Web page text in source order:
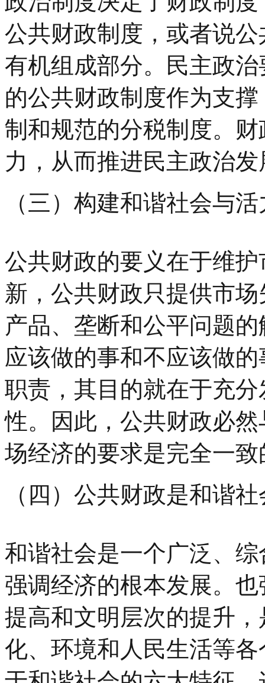
公共财政制度，或者说
有机组成部分。民主政
的公共财政制度作为支
制和规范的分税制度。
力，从而推进民主政治
（三）构建和谐社会与
公共财政的要义在于维
新，公共财政只提供市
产品、垄断和公平问题
应该做的事和不应该做
职责，其目的就在于充
性。因此，公共财政必
场经济的要求是完全一致
（四）公共财政是和谐
和谐社会是一个广泛、
强调经济的根本发展。
提高和文明层次的提升
化、环境和人民生活等